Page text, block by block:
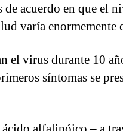
de acuerdo en que el
varía
el virus durante 10
síntomas se